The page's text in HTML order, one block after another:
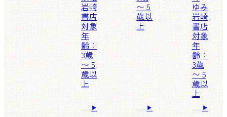
岩崎
書店
対象
年
齢：
3歳
〜 5
歳以
上
〜 5
歳以
上
ゆみ
岩崎
書店
対象
年
齢：
3歳
〜 5
歳以
上